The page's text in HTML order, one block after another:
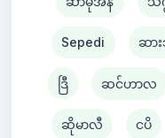
Sepedi ဆာ
ဒြီ ဆင်ဟာလ
ဆိုမာလီ ငပိ